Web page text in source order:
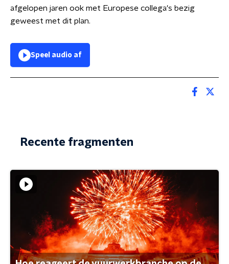
afgelopen jaren ook met Europese collega's bezig
geweest met dit plan.
Speel audio af
Recente fragmenten